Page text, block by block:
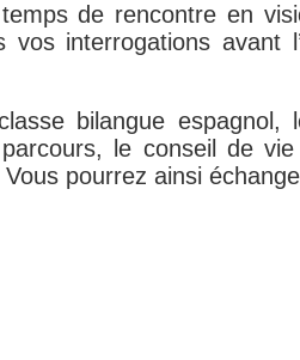
de rencontre en
interrogations avant
bilangue espagnol,
le conseil de
pourrez ainsi